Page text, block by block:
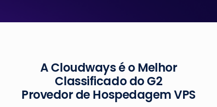
A Cloudways é o Melhor
Classificado do G2
Provedor de Hospedagem VPS